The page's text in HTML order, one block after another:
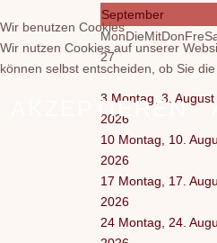
September
MonDieMitDonFre
27
3 Montag, 3. August
2026
10 Montag, 10.
2026
17 Montag, 17.
2026
24 Montag, 24.
Wir benutzen Cookies
Wir nutzen Cookies auf unserer
können selbst entscheiden, ob Sie
AKZEPTIEREN